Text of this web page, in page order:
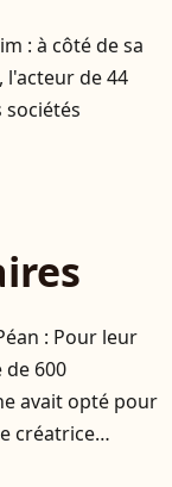
: à côté de sa
l'acteur de 44
sociétés
: Pour leur
de 600
avait opté pour
créatrice